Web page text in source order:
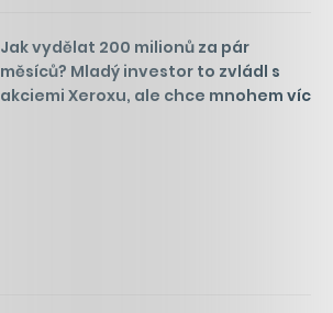
Jak vydělat 200 milionů za pár
měsíců? Mladý investor to zvládl s
akciemi Xeroxu, ale chce mnohem víc